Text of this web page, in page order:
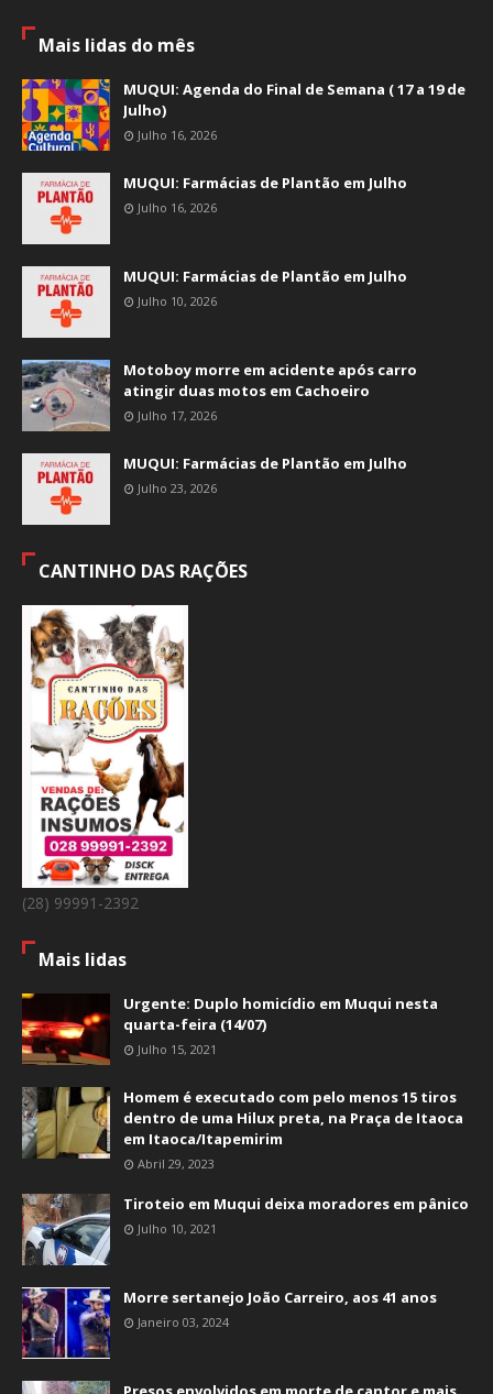
Mais lidas do mês
MUQUI: Agenda do Final de Semana ( 17 a 19 de
Julho)
Julho 16, 2026
MUQUI: Farmácias de Plantão em Julho
Julho 16, 2026
MUQUI: Farmácias de Plantão em Julho
Julho 10, 2026
Motoboy morre em acidente após carro
atingir duas motos em Cachoeiro
Julho 17, 2026
MUQUI: Farmácias de Plantão em Julho
Julho 23, 2026
CANTINHO DAS RAÇÕES
(28) 99991-2392
Mais lidas
Urgente: Duplo homicídio em Muqui nesta
quarta-feira (14/07)
Julho 15, 2021
Homem é executado com pelo menos 15 tiros
dentro de uma Hilux preta, na Praça de Itaoca
em Itaoca/Itapemirim
Abril 29, 2023
Tiroteio em Muqui deixa moradores em pânico
Julho 10, 2021
Morre sertanejo João Carreiro, aos 41 anos
Janeiro 03, 2024